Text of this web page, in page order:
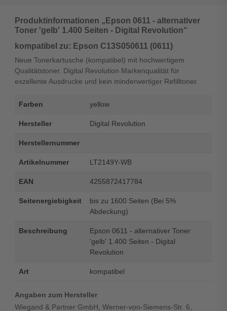
Produktinformationen „Epson 0611 - alternativer
Toner 'gelb' 1.400 Seiten - Digital Revolution“
kompatibel zu: Epson C13S050611 (0611)
Neue Tonerkartusche (kompatibel) mit hochwertigem
Qualitätstoner. Digital Revolution Markenqualität für
exzellente Ausdrucke und kein minderwertiger Refilltoner.
Farben yellow
Hersteller Digital Revolution
Herstellernummer
Artikelnummer LT2149Y-WB
EAN 4255872417784
Seitenergiebigkeit
bis zu 1600 Seiten (Bei 5%
Abdeckung)
Beschreibung
Epson 0611 - alternativer Toner
'gelb' 1.400 Seiten - Digital
Revolution
Art kompatibel
Angaben zum Hersteller
Wiegand & Partner GmbH, Werner-von-Siemens-Str. 6,